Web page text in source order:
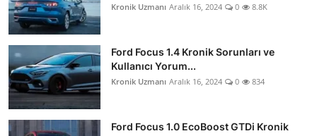
Kronik Uzmanı Aralık 16, 2024 0 8.8K
Ford Focus 1.4 Kronik Sorunları ve
Kullanıcı Yorum...
Kronik Uzmanı Aralık 16, 2024 0 834
Ford Focus 1.0 EcoBoost GTDi Kronik